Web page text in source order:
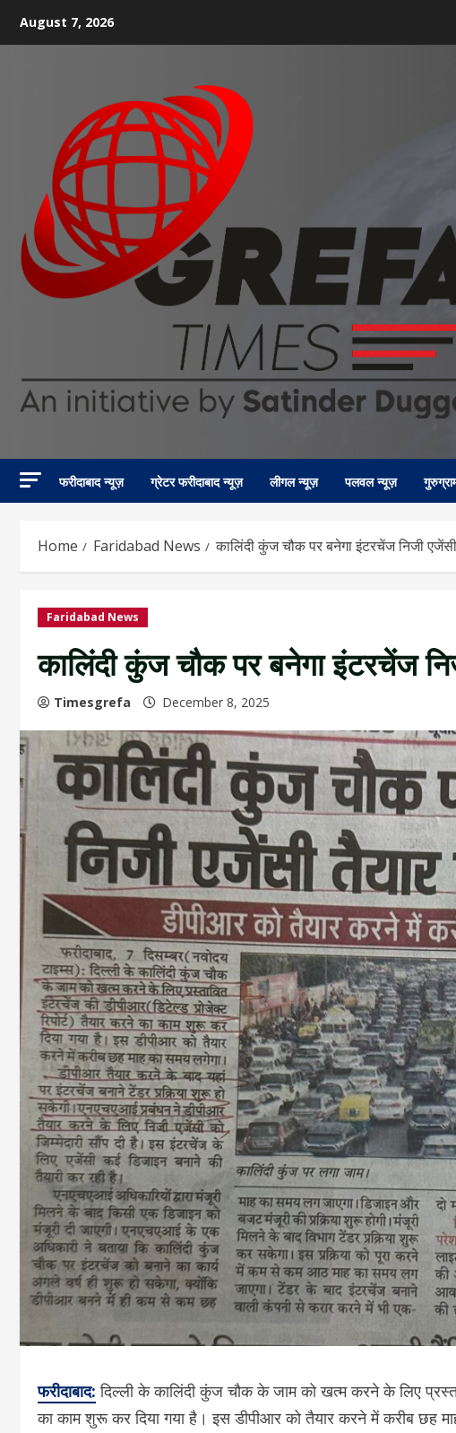
August 7, 2026
फरीदाबाद न्यूज़ ग्रेटर फरीदाबाद न्यूज़ लीगल न्यूज़ पलवल न्यूज़
Home Faridabad News कालिंदी कुंज चौक पर बनेगा इंटरचेंज निजी
Faridabad News
कालिंदी कुंज चौक पर बनेगा इंटरचेंज
Timesgrefa December 8, 2025
फरीदाबाद: दिल्ली के कालिंदी कुंज चौक के जाम को खत्म करने के लिए
का काम शुरू कर दिया गया है। इस डीपीआर को तैयार करने में करीब छह